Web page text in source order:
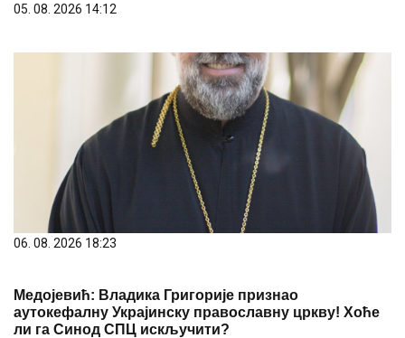
05. 08. 2026 14:12
06. 08. 2026 18:23
Медојевић: Владика Григорије признао
аутокефалну Украјинску православну цркву! Хоће
ли га Синод СПЦ искључити?